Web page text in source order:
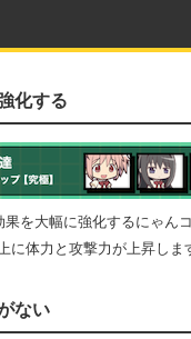
化する
果を大幅に強化するにゃん
体力と攻撃力が上昇しま
ない